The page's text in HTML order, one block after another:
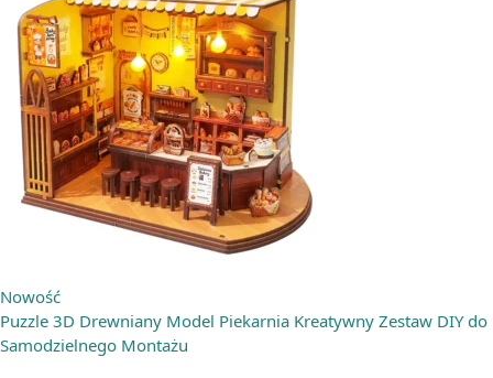
Nowość
Puzzle 3D Drewniany Model Piekarnia Kreatywny Zestaw DIY do
Samodzielnego Montażu